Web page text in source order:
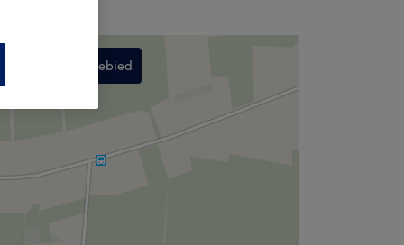
Zoek in dit gebied